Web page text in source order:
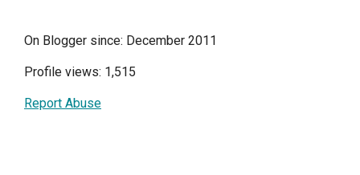
On Blogger since: December 2011
Profile views: 1,515
Report Abuse